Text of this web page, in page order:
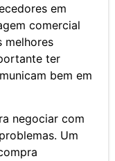
em
comercial
melhores
ter
bem em
negociar com
Um